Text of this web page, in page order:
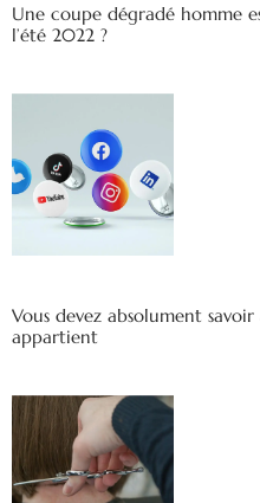
Une coupe dégradé homme
l’été 2022 ?
Vous devez absolument
appartient